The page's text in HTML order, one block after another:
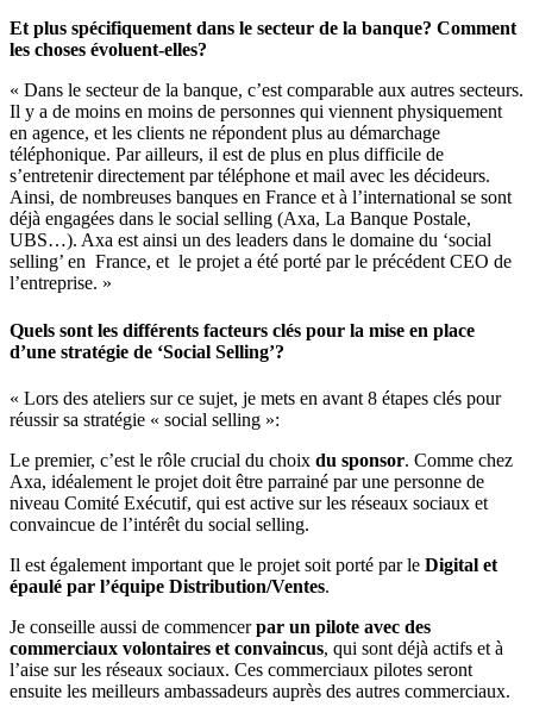
Et plus spécifiquement dans le secteur de la banque? Comment
les choses évoluent-elles?
« Dans le secteur de la banque, c’est comparable aux autres secteurs.
Il y a de moins en moins de personnes qui viennent physiquement
en agence, et les clients ne répondent plus au démarchage
téléphonique. Par ailleurs, il est de plus en plus difficile de
s’entretenir directement par téléphone et mail avec les décideurs.
Ainsi, de nombreuses banques en France et à l’international se sont
déjà engagées dans le social selling (Axa, La Banque Postale,
UBS…). Axa est ainsi un des leaders dans le domaine du ‘social
selling’ en France, et le projet a été porté par le précédent CEO de
l’entreprise. »
Quels sont les différents facteurs clés pour la mise en place
d’une stratégie de ‘Social Selling’?
« Lors des ateliers sur ce sujet, je mets en avant 8 étapes clés pour
réussir sa stratégie « social selling »:
Le premier, c’est le rôle crucial du choix du sponsor. Comme chez
Axa, idéalement le projet doit être parrainé par une personne de
niveau Comité Exécutif, qui est active sur les réseaux sociaux et
convaincue de l’intérêt du social selling.
Il est également important que le projet soit porté par le Digital et
épaulé par l’équipe Distribution/Ventes.
Je conseille aussi de commencerpar un pilote avec des
commerciaux volontaires et convaincus, qui sont déjà actifs et à
l’aise sur les réseaux sociaux. Ces commerciaux pilotes seront
ensuite les meilleurs ambassadeurs auprès des autres commerciaux.